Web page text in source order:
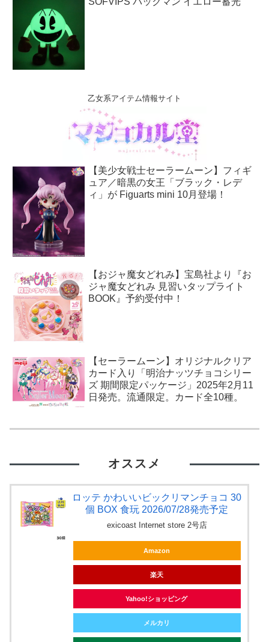
乙女系アイテム情報サイト
【美少女戦士セーラームーン】フィギ
ュア／暗黒の女王「ブラック・レデ
ィ」が Figuarts mini 10月登場！
【おジャ魔女どれみ】宝島社より『お
ジャ魔女どれみ 見習いタップライト
BOOK』予約受付中！
【セーラームーン】オリジナルクリア
カード入り「明治ナッツチョコシリー
ズ 期間限定パッケージ」2025年2月11
日発売。流通限定。カード全10種。
オススメ
ロッテ かわいいビックリマンチョコ 30
個 BOX 食玩 2026/07/28発売予定
exicoast Internet store 2号店
Amazon
楽天
Yahoo!ショッピング
メルカリ